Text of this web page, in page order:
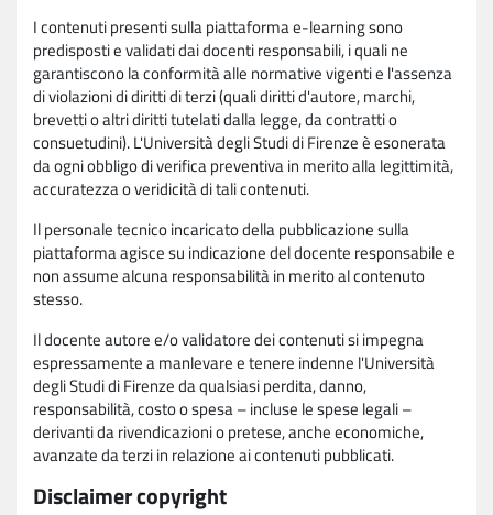
I contenuti presenti sulla piattaforma e-learning sono
predisposti e validati dai docenti responsabili, i quali ne
garantiscono la conformità alle normative vigenti e l'assenza
di violazioni di diritti di terzi (quali diritti d'autore, marchi,
brevetti o altri diritti tutelati dalla legge, da contratti o
consuetudini). L'Università degli Studi di Firenze è esonerata
da ogni obbligo di verifica preventiva in merito alla legittimità,
accuratezza o veridicità di tali contenuti.
Il personale tecnico incaricato della pubblicazione sulla
piattaforma agisce su indicazione del docente responsabile e
non assume alcuna responsabilità in merito al contenuto
stesso.
Il docente autore e/o validatore dei contenuti si impegna
espressamente a manlevare e tenere indenne l'Università
degli Studi di Firenze da qualsiasi perdita, danno,
responsabilità, costo o spesa – incluse le spese legali –
derivanti da rivendicazioni o pretese, anche economiche,
avanzate da terzi in relazione ai contenuti pubblicati.
Disclaimer copyright